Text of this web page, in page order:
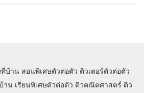
ที่บ้าน สอนพิเศษตัวต่อตัว ติวเตอร์ตัวต่อตัว
าน เรียนพิเศษตัวต่อตัว ติวคณิตศาสตร์ ติว